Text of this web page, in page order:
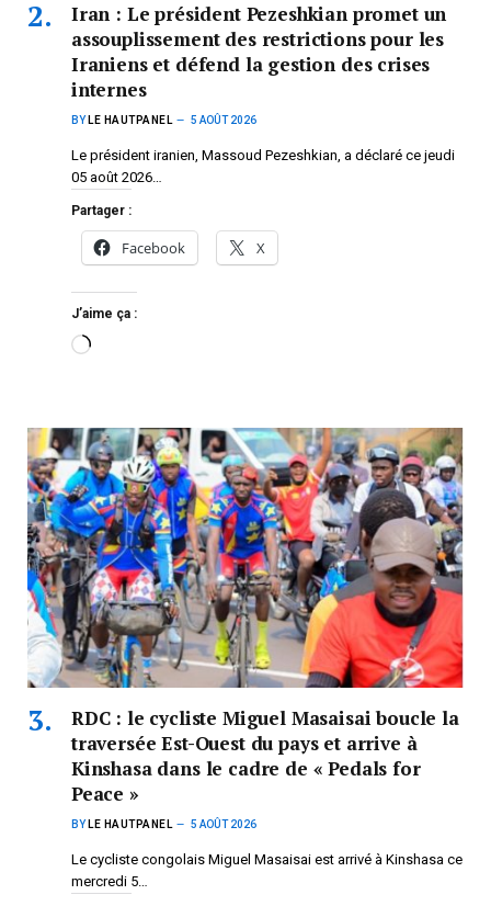
Iran : Le président Pezeshkian promet un
assouplissement des restrictions pour les
Iraniens et défend la gestion des crises
internes
BY LE HAUTPANEL 5 AOÛT 2026
Le président iranien, Massoud Pezeshkian, a déclaré ce jeudi
05 août 2026…
Partager :
Facebook X
J’aime ça :
RDC : le cycliste Miguel Masaisai boucle la
traversée Est-Ouest du pays et arrive à
Kinshasa dans le cadre de « Pedals for
Peace »
BY LE HAUTPANEL 5 AOÛT 2026
Le cycliste congolais Miguel Masaisai est arrivé à Kinshasa ce
mercredi 5…